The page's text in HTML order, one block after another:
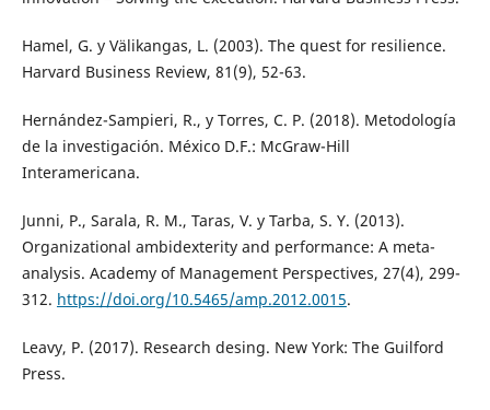
Hamel, G. y Välikangas, L. (2003). The quest for resilience.
Harvard Business Review, 81(9), 52-63.
Hernández-Sampieri, R., y Torres, C. P. (2018). Metodología
de la investigación. México D.F.: McGraw-Hill
Interamericana.
Junni, P., Sarala, R. M., Taras, V. y Tarba, S. Y. (2013).
Organizational ambidexterity and performance: A meta-
analysis. Academy of Management Perspectives, 27(4), 299-
312. https://doi.org/10.5465/amp.2012.0015.
Leavy, P. (2017). Research desing. New York: The Guilford
Press.